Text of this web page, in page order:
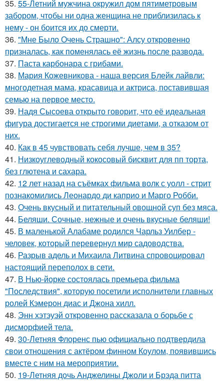
35. 55-Летний мужчина окружил дом пятиметровым
забором, чтобы ни одна женщина не приблизилась к
нему - он боится их до смерти.
36. "Мне Было Очень Страшно": Алсу откровенно
призналась, как поменялась её жизнь после развода.
37. Паста карбонара с грибами.
38. Мария Кожевникова - наша версия Блейк лайвли:
многодетная мама, красавица и актриса, поставившая
семью на первое место.
39. Надя Сысоева открыто говорит, что её идеальная
фигура достигается не строгими диетами, а отказом от
них.
40. Как в 45 чувствовать себя лучше, чем в 35?
41. Низкоуглеводный кокосовый бисквит для пп торта,
без глютена и сахара.
42. 12 лет назад на съёмках фильма волк с уолл - стрит
познакомились Леонардо ди каприо и Марго Робби.
43. Очень вкусный и питательный овощной суп без мяса.
44. Беляши. Сочные, нежные и очень вкусные беляши!
45. В маленькой Алабаме родился Чарльз Уилбер -
человек, который перевернул мир садоводства.
46. Разрыв адель и Михаила Литвина спровоцировал
настоящий переполох в сети.
47. В Нью-йорке состоялась премьера фильма
"Последствия", которую посетили исполнители главных
ролей Кэмерон диас и Джона хилл.
48. Энн хэтэуэй откровенно рассказала о борьбе с
дисморфией тела.
49. 30-Летняя Флоренс пью официально подтвердила
свои отношения с актёром финном Коулом, появившись
вместе с ним на мероприятии.
50. 19-Летняя дочь Анджелины Джоли и Брэда питта